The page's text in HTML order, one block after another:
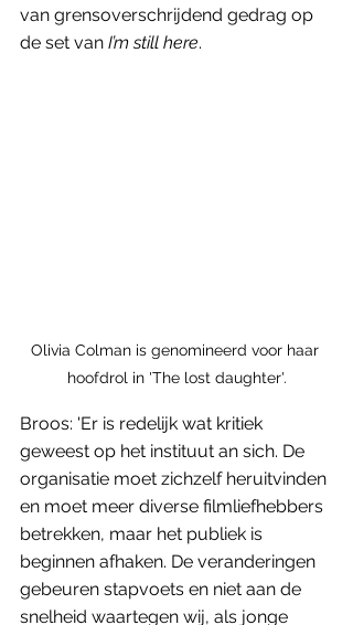
van grensoverschrijdend gedrag op
de set van I’m still here.
Olivia Colman is genomineerd voor haar
hoofdrol in 'The lost daughter'.
Broos: 'Er is redelijk wat kritiek
geweest op het instituut an sich. De
organisatie moet zichzelf heruitvinden
en moet meer diverse filmliefhebbers
betrekken, maar het publiek is
beginnen afhaken. De veranderingen
gebeuren stapvoets en niet aan de
snelheid waartegen wij, als jonge